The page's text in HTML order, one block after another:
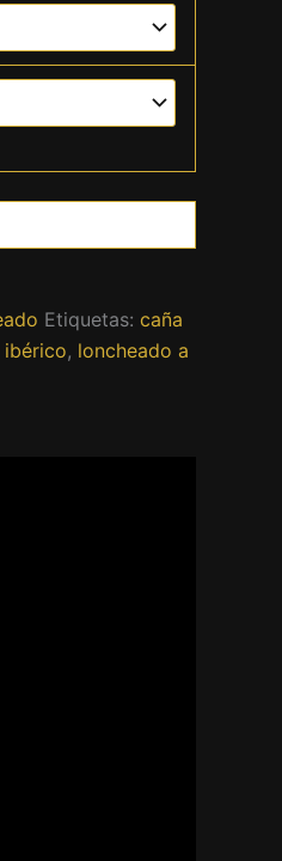
Etiquetas: caña
ibérico, loncheado a